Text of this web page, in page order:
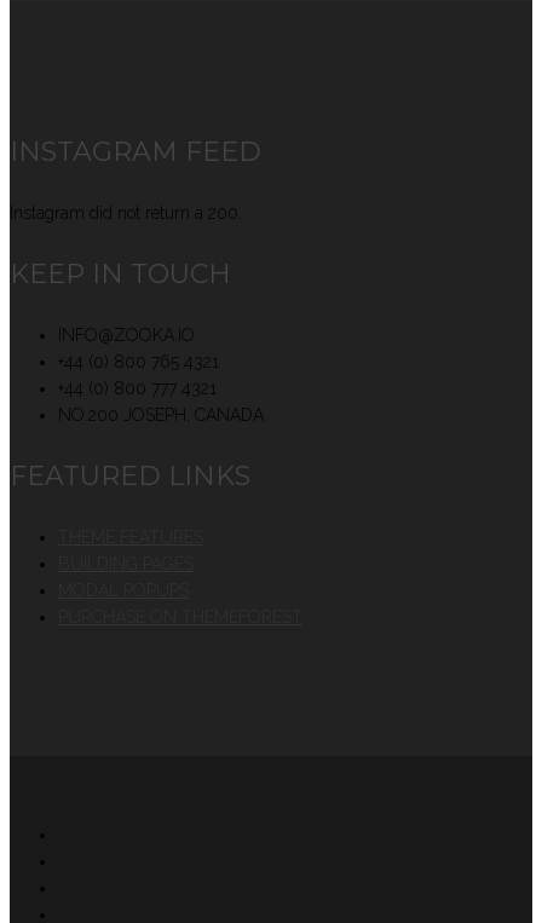
INSTAGRAM FEED
Instagram did not return a 200.
KEEP IN TOUCH
INFO@ZOOKA.IO
+44 (0) 800 765 4321
+44 (0) 800 777 4321
NO.200 JOSEPH, CANADA
FEATURED LINKS